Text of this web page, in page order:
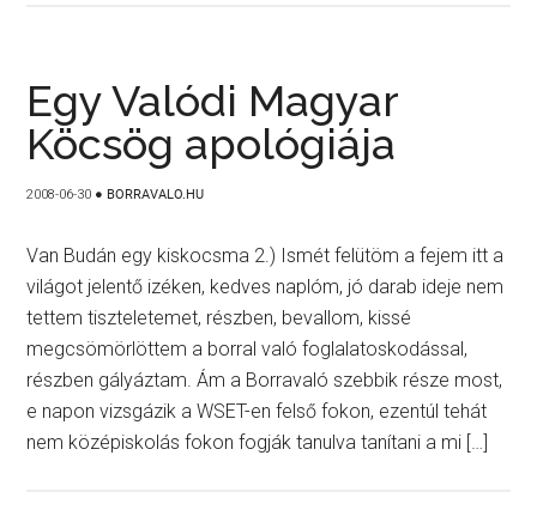
Egy Valódi Magyar
Köcsög apológiája
2008-06-30 ● BORRAVALO.HU
Van Budán egy kiskocsma 2.) Ismét felütöm a fejem itt a
világot jelentő izéken, kedves naplóm, jó darab ideje nem
tettem tiszteletemet, részben, bevallom, kissé
megcsömörlöttem a borral való foglalatoskodással,
részben gályáztam. Ám a Borravaló szebbik része most,
e napon vizsgázik a WSET-en felső fokon, ezentúl tehát
nem középiskolás fokon fogják tanulva tanítani a mi […]